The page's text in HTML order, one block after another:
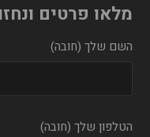
מלאו פרטים
השם שלך (חובה)
הטלפון שלך (חובה)